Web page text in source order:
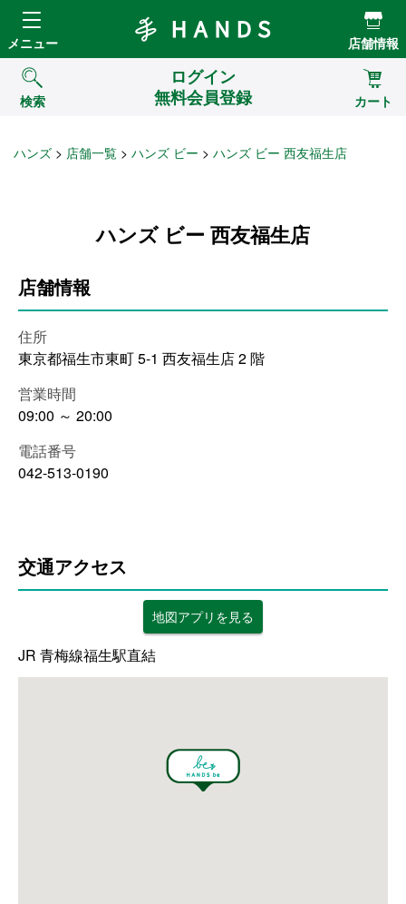
Hands ハンズ
メニュー 店舗情報
検索
ログイン
無料会員登録
カート
ハンズ 店舗一覧 ハンズ ビー ハンズ ビー 西友福生店
ハンズ ビー 西友福生店
店舗情報
住所
東京都福生市東町 5-1 西友福生店 2 階
営業時間
09:00 ～ 20:00
電話番号
042-513-0190
交通アクセス
地図アプリを見る
JR 青梅線福生駅直結